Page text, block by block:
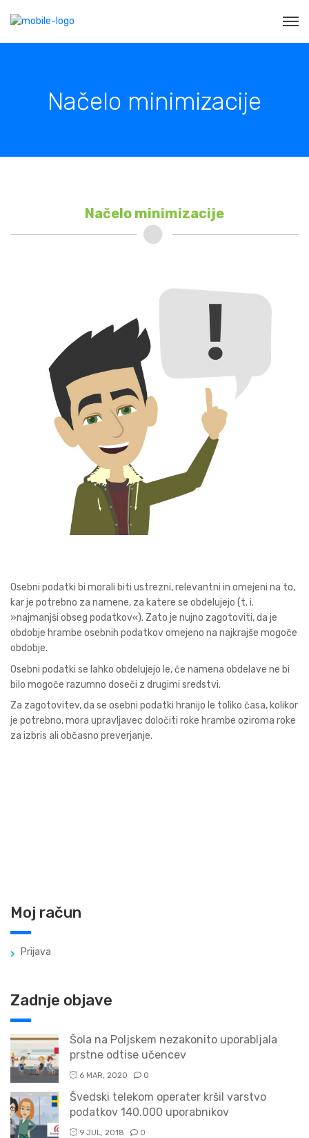
Načelo minimizacije
Načelo minimizacije
Osebni podatki bi morali biti ustrezni, relevantni in omejeni na to,
kar je potrebno za namene, za katere se obdelujejo (t. i.
»najmanjši obseg podatkov«). Zato je nujno zagotoviti, da je
obdobje hrambe osebnih podatkov omejeno na najkrajše mogoče
obdobje.
Osebni podatki se lahko obdelujejo le, če namena obdelave ne bi
bilo mogoče razumno doseči z drugimi sredstvi.
Za zagotovitev, da se osebni podatki hranijo le toliko časa, kolikor
je potrebno, mora upravljavec določiti roke hrambe oziroma roke
za izbris ali občasno preverjanje.
Moj račun
Prijava
Zadnje objave
Šola na Poljskem nezakonito uporabljala
prstne odtise učencev
6 MAR, 2020 0
Švedski telekom operater kršil varstvo
podatkov 140.000 uporabnikov
9 JUL, 2018 0